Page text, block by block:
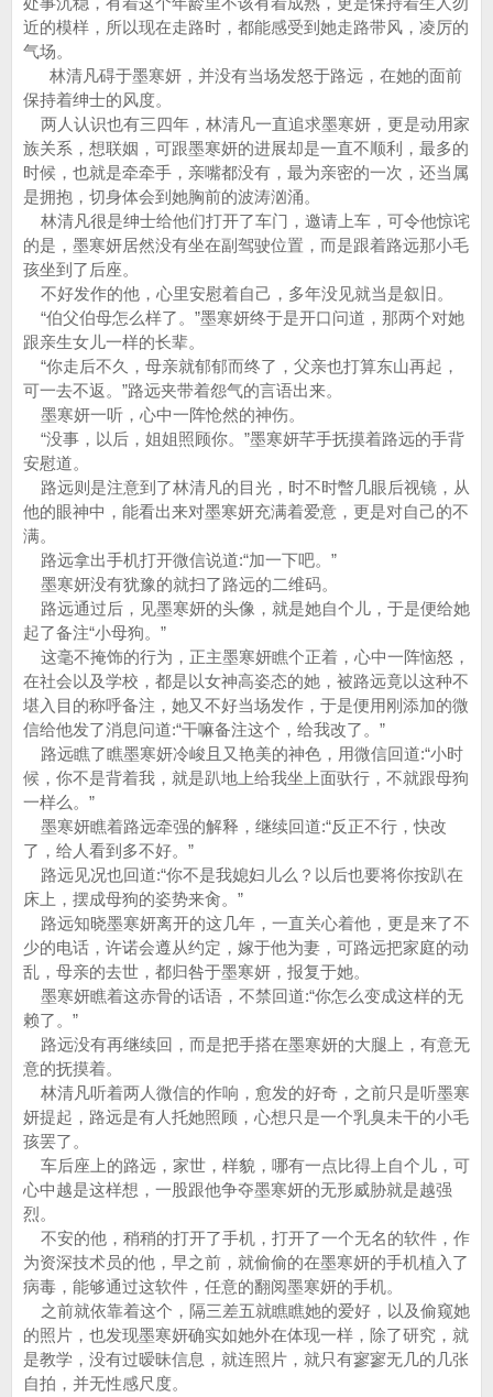
近的模样，所以现在走路时，都能感受到她走路带风，凌厉的
气场。
林清凡碍于墨寒妍，并没有当场发怒于路远，在她的面前
保持着绅士的风度。
两人认识也有三四年，林清凡一直追求墨寒妍，更是动用家
族关系，想联姻，可跟墨寒妍的进展却是一直不顺利，最多的
时候，也就是牵牵手，亲嘴都没有，最为亲密的一次，还当属
是拥抱，切身体会到她胸前的波涛汹涌。
林清凡很是绅士给他们打开了车门，邀请上车，可令他惊诧
的是，墨寒妍居然没有坐在副驾驶位置，而是跟着路远那小毛
孩坐到了后座。
不好发作的他，心里安慰着自己，多年没见就当是叙旧。
“伯父伯母怎么样了。”墨寒妍终于是开口问道，那两个对她
跟亲生女儿一样的长辈。
“你走后不久，母亲就郁郁而终了，父亲也打算东山再起，
可一去不返。”路远夹带着怨气的言语出来。
墨寒妍一听，心中一阵怆然的神伤。
“没事，以后，姐姐照顾你。”墨寒妍芊手抚摸着路远的手背
安慰道。
路远则是注意到了林清凡的目光，时不时暼几眼后视镜，从
他的眼神中，能看出来对墨寒妍充满着爱意，更是对自己的不
满。
路远拿出手机打开微信说道:“加一下吧。”
墨寒妍没有犹豫的就扫了路远的二维码。
路远通过后，见墨寒妍的头像，就是她自个儿，于是便给她
起了备注“小母狗。”
这毫不掩饰的行为，正主墨寒妍瞧个正着，心中一阵恼怒，
在社会以及学校，都是以女神高姿态的她，被路远竟以这种不
堪入目的称呼备注，她又不好当场发作，于是便用刚添加的微
信给他发了消息问道:“干嘛备注这个，给我改了。”
路远瞧了瞧墨寒妍冷峻且又艳美的神色，用微信回道:“小时
候，你不是背着我，就是趴地上给我坐上面驮行，不就跟母狗
一样么。”
墨寒妍瞧着路远牵强的解释，继续回道:“反正不行，快改
了，给人看到多不好。”
路远见况也回道:“你不是我媳妇儿么？以后也要将你按趴在
床上，摆成母狗的姿势来肏。”
路远知晓墨寒妍离开的这几年，一直关心着他，更是来了不
少的电话，许诺会遵从约定，嫁于他为妻，可路远把家庭的动
乱，母亲的去世，都归咎于墨寒妍，报复于她。
墨寒妍瞧着这赤骨的话语，不禁回道:“你怎么变成这样的无
赖了。”
路远没有再继续回，而是把手搭在墨寒妍的大腿上，有意无
意的抚摸着。
林清凡听着两人微信的作响，愈发的好奇，之前只是听墨寒
妍提起，路远是有人托她照顾，心想只是一个乳臭未干的小毛
孩罢了。
车后座上的路远，家世，样貌，哪有一点比得上自个儿，可
心中越是这样想，一股跟他争夺墨寒妍的无形威胁就是越强
烈。
不安的他，稍稍的打开了手机，打开了一个无名的软件，作
为资深技术员的他，早之前，就偷偷的在墨寒妍的手机植入了
病毒，能够通过这软件，任意的翻阅墨寒妍的手机。
之前就依靠着这个，隔三差五就瞧瞧她的爱好，以及偷窥她
的照片，也发现墨寒妍确实如她外在体现一样，除了研究，就
是教学，没有过暧昧信息，就连照片，就只有寥寥无几的几张
自拍，并无性感尺度。